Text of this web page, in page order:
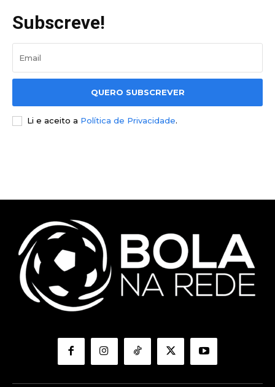
Subscreve!
QUERO SUBSCREVER
Li e aceito a Política de Privacidade.